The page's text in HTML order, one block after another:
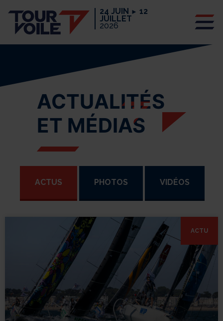
24 JUIN ► 12
JUILLET
2026
ACTUALITÉS
ET MÉDIAS
ACTUS PHOTOS VIDÉOS
ACTU